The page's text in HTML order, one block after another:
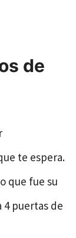
de
te espera.
que fue su
4 puertas de